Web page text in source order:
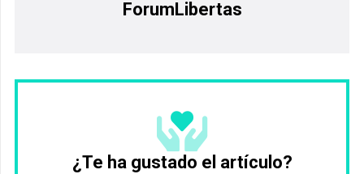
ForumLibertas
¿Te ha gustado el artículo?